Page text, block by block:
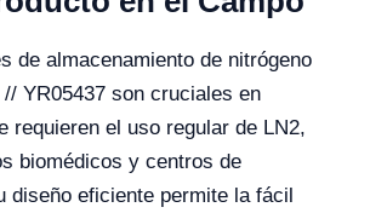
de almacenamiento de nitrógeno
YR05437 son cruciales en
requieren el uso regular de LN2,
biomédicos y centros de
diseño eficiente permite la fácil